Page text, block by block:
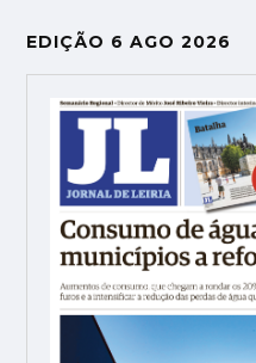
EDIÇÃO 6 AGO 2026